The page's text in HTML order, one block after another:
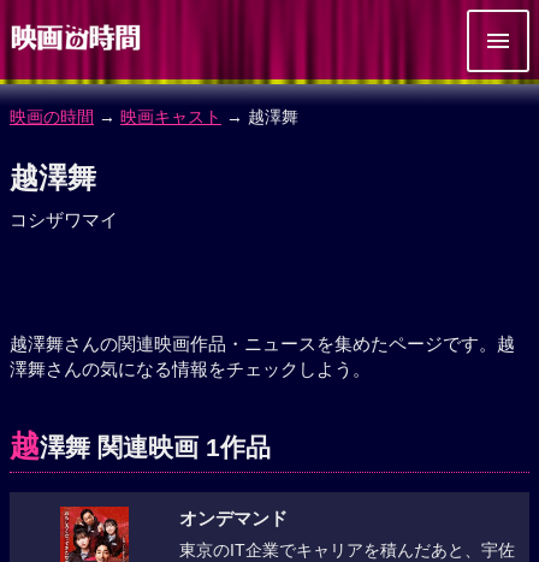
映画の時間 → 映画キャスト → 越澤舞
越澤舞
コシザワマイ
越澤舞さんの関連映画作品・ニュースを集めたページです。越
澤舞さんの気になる情報をチェックしよう。
越澤舞 関連映画 1作品
オンデマンド
東京のIT企業でキャリアを積んだあと、宇佐